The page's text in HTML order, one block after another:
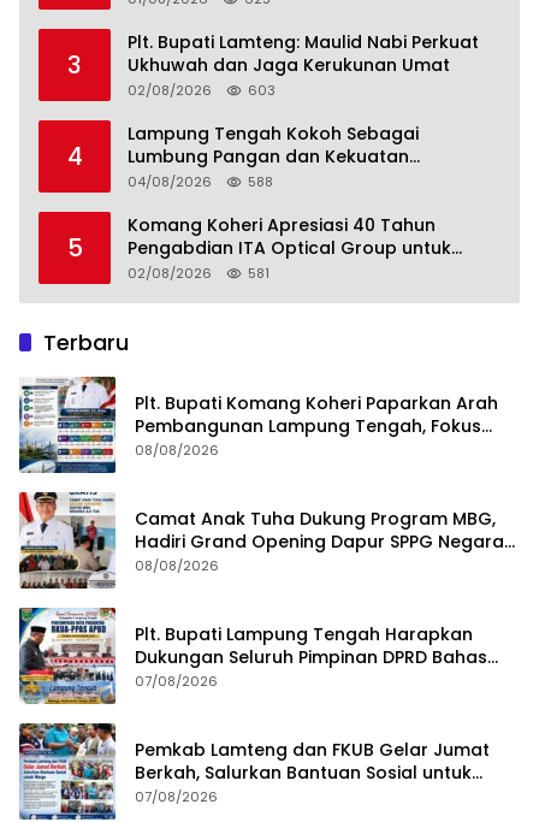
3
Plt. Bupati Lamteng: Maulid Nabi Perkuat
Ukhuwah dan Jaga Kerukunan Umat
02/08/2026 603
4
Lampung Tengah Kokoh Sebagai
Lumbung Pangan dan Kekuatan
Perkebunan Lampung, Komang Koheri:
Menuju Indonesia Emas 2045
04/08/2026 588
5
Komang Koheri Apresiasi 40 Tahun
Pengabdian ITA Optical Group untuk
Kesehatan Mata Masyarakat Lamteng
02/08/2026 581
Terbaru
Plt. Bupati Komang Koheri Paparkan Arah
Pembangunan Lampung Tengah, Fokus
pada SDM, Ekonomi, Infrastruktur dan
08/08/2026
Camat Anak Tuha Dukung Program MBG,
Hadiri Grand Opening Dapur SPPG Negara
Aji Tua Lampung Tengah
08/08/2026
Plt. Bupati Lampung Tengah Harapkan
Dukungan Seluruh Pimpinan DPRD Bahas
RKUA-PPAS APBD Tahun 2027
07/08/2026
Pemkab Lamteng dan FKUB Gelar Jumat
Berkah, Salurkan Bantuan Sosial untuk
Warga
07/08/2026